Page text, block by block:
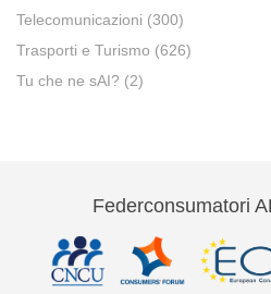
Telecomunicazioni (300)
Trasporti e Turismo (626)
Tu che ne sAI? (2)
Federconsumatori